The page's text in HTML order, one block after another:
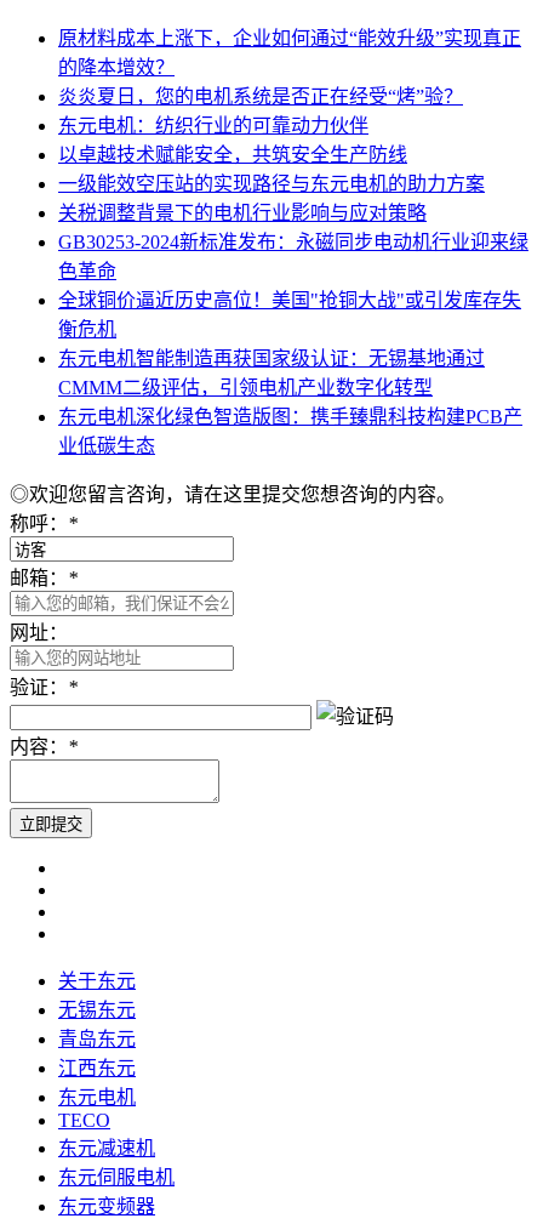
原材料成本上涨下，企业如何通过“能效升级”实现真正
的降本增效？
炎炎夏日，您的电机系统是否正在经受“烤”验？
东元电机：纺织行业的可靠动力伙伴
以卓越技术赋能安全，共筑安全生产防线
一级能效空压站的实现路径与东元电机的助力方案
关税调整背景下的电机行业影响与应对策略
GB30253-2024新标准发布：永磁同步电动机行业迎来绿
色革命
​全球铜价逼近历史高位！美国"抢铜大战"或引发库存失
衡危机
东元电机智能制造再获国家级认证：无锡基地通过
CMMM二级评估，引领电机产业数字化转型
东元电机深化绿色智造版图：携手臻鼎科技构建PCB产
业低碳生态
◎欢迎您留言咨询，请在这里提交您想咨询的内容。
称呼： *
邮箱： *
网址：
验证： *
内容： *
关于东元
无锡东元
青岛东元
江西东元
东元电机
TECO
东元减速机
东元伺服电机
东元变频器